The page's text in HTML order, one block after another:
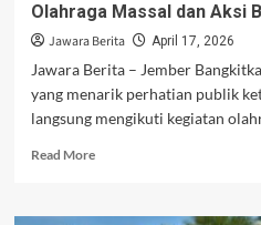
Olahraga Massal dan Aksi
Jawara Berita April 17, 2026
Jawara Berita – Jember
yang menarik perhatian publik
langsung mengikuti kegiatan
Read MoreRead
Jember